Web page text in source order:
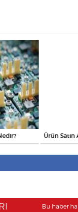
Ürün Satın
Bu haber